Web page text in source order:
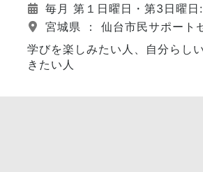
毎月 第１日曜日・第3日曜日
宮城県 ： 仙台市民サポート
学びを楽しみたい人、自分らし
きたい人